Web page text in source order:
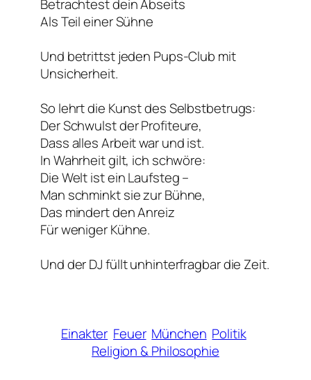
Betrachtest dein Abseits
Als Teil einer Sühne
Und betrittst jeden Pups-Club mit
Unsicherheit.
So lehrt die Kunst des Selbstbetrugs:
Der Schwulst der Profiteure,
Dass alles Arbeit war und ist.
In Wahrheit gilt, ich schwöre:
Die Welt ist ein Laufsteg –
Man schminkt sie zur Bühne,
Das mindert den Anreiz
Für weniger Kühne.
Und der DJ füllt unhinterfragbar die Zeit.
Einakter Feuer München Politik
Religion & Philosophie